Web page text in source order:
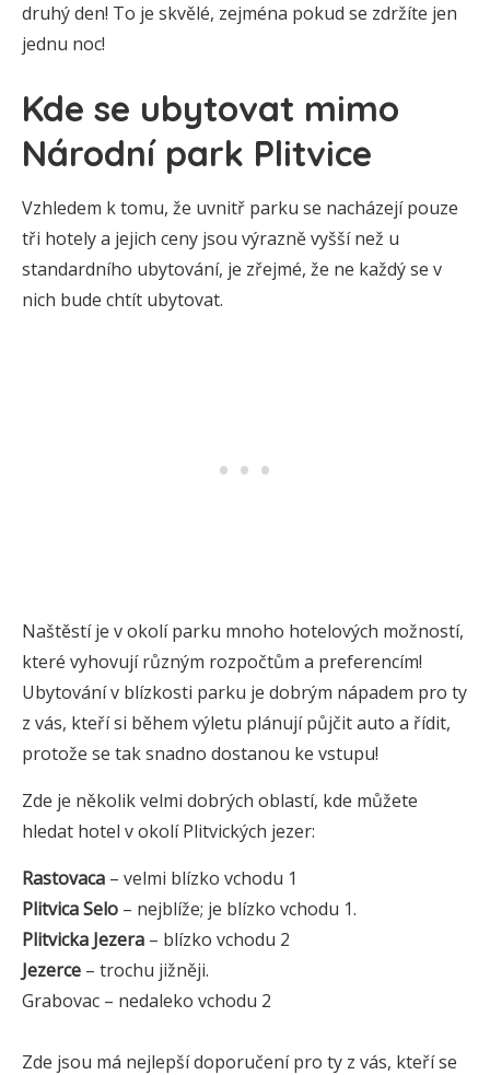
druhý den! To je skvělé, zejména pokud se zdržíte jen
jednu noc!
Kde se ubytovat mimo
Národní park Plitvice
Vzhledem k tomu, že uvnitř parku se nacházejí pouze
tři hotely a jejich ceny jsou výrazně vyšší než u
standardního ubytování, je zřejmé, že ne každý se v
nich bude chtít ubytovat.
Naštěstí je v okolí parku mnoho hotelových možností,
které vyhovují různým rozpočtům a preferencím!
Ubytování v blízkosti parku je dobrým nápadem pro ty
z vás, kteří si během výletu plánují půjčit auto a řídit,
protože se tak snadno dostanou ke vstupu!
Zde je několik velmi dobrých oblastí, kde můžete
hledat hotel v okolí Plitvických jezer:
Rastovaca – velmi blízko vchodu 1
Plitvica Selo – nejblíže; je blízko vchodu 1.
Plitvicka Jezera – blízko vchodu 2
Jezerce – trochu jižněji.
Grabovac – nedaleko vchodu 2
Zde jsou má nejlepší doporučení pro ty z vás, kteří se